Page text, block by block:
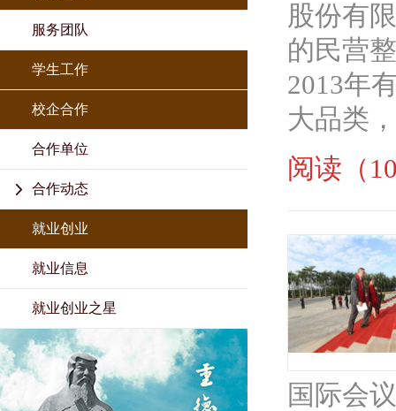
服务团队
学生工作
校企合作
合作单位
合作动态
就业创业
就业信息
就业创业之星
股份有
的民营
2013年
大品类
阅读（
国际会